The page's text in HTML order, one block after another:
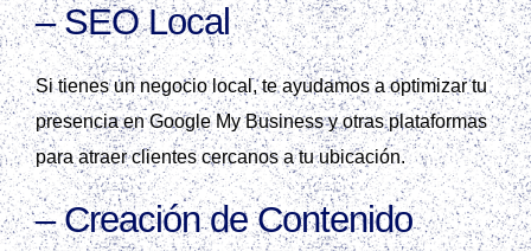
–SEO Local
Si tienes un negocio local, te ayudamos a optimizar tu
presencia en Google My Business y otras plataformas
para atraer clientes cercanos a tu ubicación.
–Creación de Contenido